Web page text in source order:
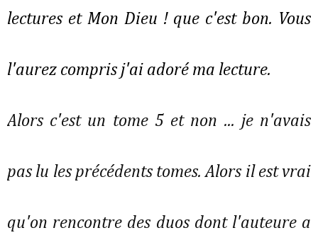
lectures et Mon Dieu ! que c'est bon. Vous
l'aurez compris j'ai adoré ma lecture.
Alors c'est un tome 5 et non ... je n'avais
pas lu les précédents tomes. Alors il est vrai
qu'on rencontre des duos dont l'auteure a